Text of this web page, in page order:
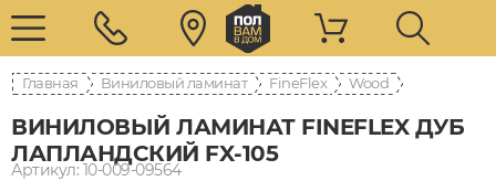
Главная Виниловый ламинат FineFlex Wood
ВИНИЛОВЫЙ ЛАМИНАТ FINEFLEX ДУБ
ЛАПЛАНДСКИЙ FX-105
Артикул: 10-009-09564